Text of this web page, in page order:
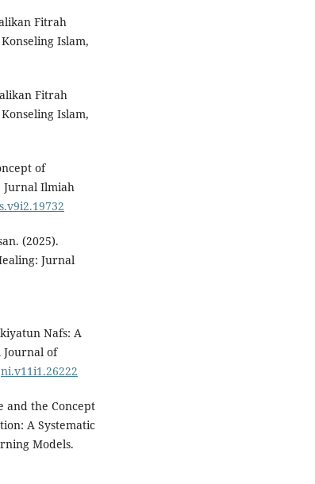
Fitrah
Islam,
Fitrah
Islam,
of
Jurnal Ilmiah
(2025).
Jurnal
Nafs: A
of
and the Concept
A Systematic
Models.